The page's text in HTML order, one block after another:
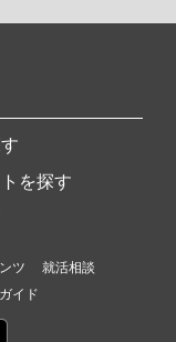
を探す
ツ
就活相談
イド